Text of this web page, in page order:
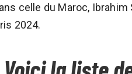
celle du Maroc,
2024.